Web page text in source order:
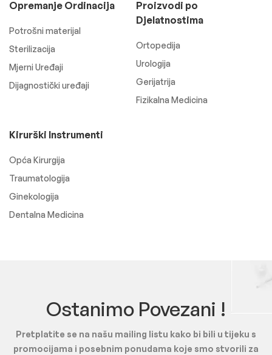
Opremanje Ordinacija
Potrošni materijal
Sterilizacija
Mjerni Uređaji
Dijagnostički uređaji
Proizvodi po
Djelatnostima
Ortopedija
Urologija
Gerijatrija
Fizikalna Medicina
Kirurški Instrumenti
Opća Kirurgija
Traumatologija
Ginekologija
Dentalna Medicina
Ostanimo Povezani !
Pretplatite se na našu mailing listu kako bi bili u tijeku s
promocijama i posebnim ponudama koje smo stvorili za